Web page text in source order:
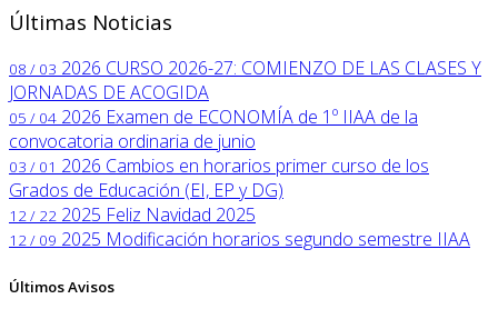
Últimas Noticias
08 / 03 2026 CURSO 2026-27: COMIENZO DE LAS CLASES Y
JORNADAS DE ACOGIDA
05 / 04 2026 Examen de ECONOMÍA de 1º IIAA de la
convocatoria ordinaria de junio
03 / 01 2026 Cambios en horarios primer curso de los
Grados de Educación (EI, EP y DG)
12 / 22 2025 Feliz Navidad 2025
12 / 09 2025 Modificación horarios segundo semestre IIAA
Últimos Avisos